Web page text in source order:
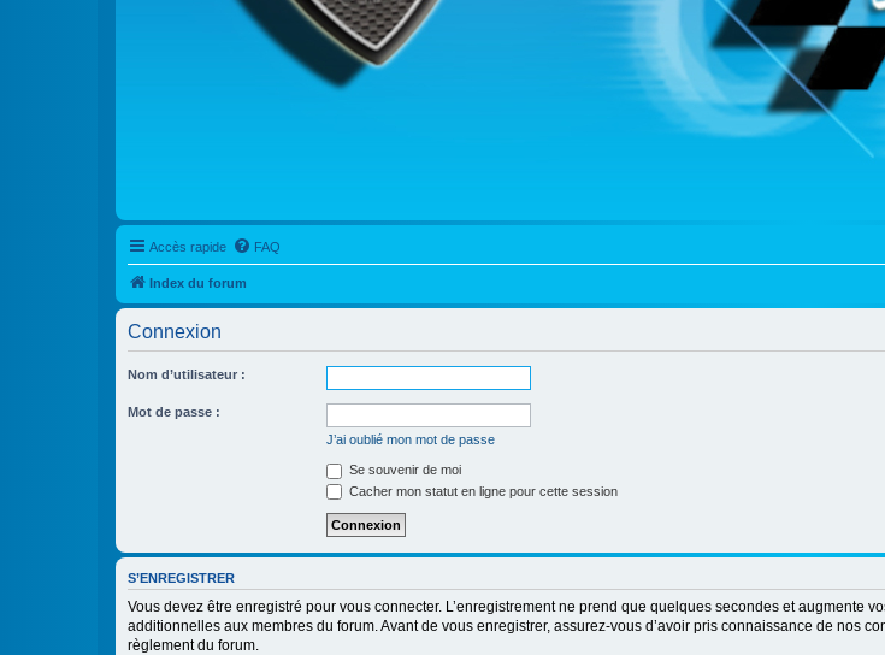
Accès rapide FAQ
Index du forum
Connexion
Nom d’utilisateur :
Mot de passe :
J’ai oublié mon mot de passe
Se souvenir de moi
Cacher mon statut en ligne pour cette session
S’ENREGISTRER
Vous devez être enregistré pour vous connecter. L’enregistrement ne prend que quelques secondes et augmente
additionnelles aux membres du forum. Avant de vous enregistrer, assurez-vous d’avoir pris connaissance de nos
règlement du forum.